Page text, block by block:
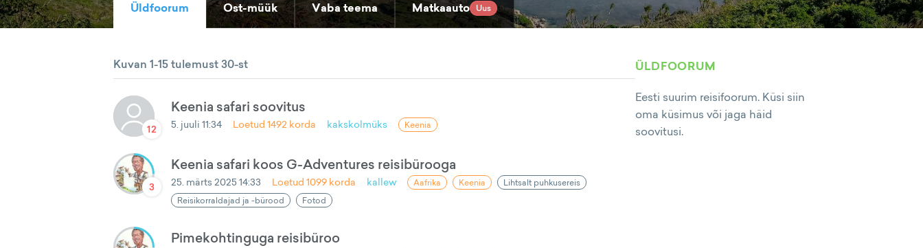
Üldfoorum Ost-müük Vaba teema Matkaauto Uus
Kuvan 1-15 tulemust 30-st
12
Keenia safari soovitus
5. juuli 11:34 Loetud1492 korda kakskolmüks Keenia
3
Keenia safari koos G-Adventures reisibürooga
25. märts 2025 14:33 Loetud1099 korda kallew Aafrika Keenia
Lihtsalt puhkusereis
Reisikorraldajad ja -bürood
Fotod
Pimekohtinguga reisibüroo
ÜLDFOORUM
Eesti suurim reisifoorum. Küsi siin
oma küsimus või jaga häid
soovitusi.